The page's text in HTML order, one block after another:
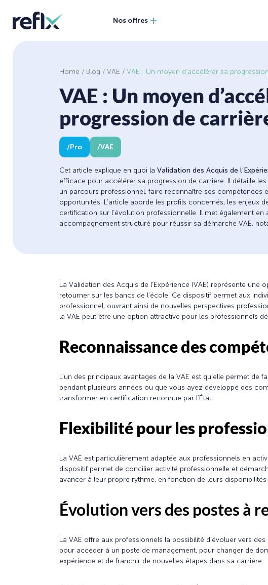
Nos offres
Home / Blog / VAE / VAE : Un moyen d’accélérer sa
VAE : Un moyen
progression de
Pro VAE
Cet article explique en quoi la Validation des Acquis de
efficace pour accélérer sa progression de carrière. Il détaille
un parcours professionnel, faire reconnaître ses compétences
opportunités. L’article aborde les profils concernés, les enjeux
certification sur l’évolution professionnelle. Il met également en
accompagnement structuré pour réussir sa démarche VAE,
La Validation des Acquis de l’Expérience (VAE) représente
retourner sur les bancs de l’école. Ce dispositif permet aux
professionnel, ouvrant ainsi de nouvelles perspectives
la VAE peut être une option attractive pour les professionnels
Reconnaissance des
L’un des principaux avantages de la VAE est qu’elle permet
pendant plusieurs années ou que vous ayez développé des
transformer en certification reconnue par l’État.
Flexibilité pour les
La VAE est particulièrement adaptée aux professionnels en
dispositif permet de concilier activité professionnelle et
avancer à leur propre rythme, en fonction de leurs
Évolution vers des postes à
La VAE offre aux professionnels la possibilité d’évoluer vers
pour accéder à un poste de management, pour changer de
expérience et de franchir de nouvelles étapes dans sa carrière.